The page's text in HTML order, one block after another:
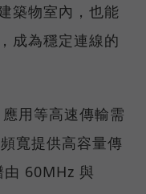
築物室內，也能
成為穩定連線的
用等高速傳輸需
寬提供高容量傳
60MHz 與